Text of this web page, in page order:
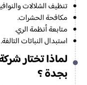
تنظيف الشلالات
مكافحة الحشرات.
متابعة أنظمة الري.
استبدال النباتات التالفة.
لماذا تختار
بجدة ؟